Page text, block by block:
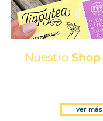
Nuestro Shop
ver más